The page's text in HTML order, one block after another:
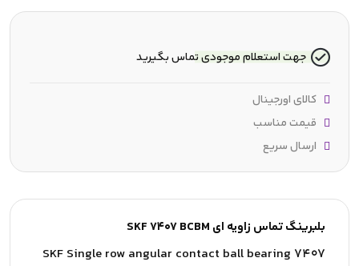
بلبرینگ تماس زاویه ای SKF 7407 BCBM
SKF Single row angular contact ball bearing 7407
جهت استعلام موجودی تماس بگیرید
کالای اورجینال
قیمت مناسب
ارسال سریع